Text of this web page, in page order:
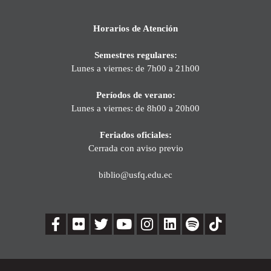
Horarios de Atención
Semestres regulares:
Lunes a viernes: de 7h00 a 21h00
Períodos de verano:
Lunes a viernes: de 8h00 a 20h00
Feriados oficiales:
Cerrada con aviso previo
biblio@usfq.edu.ec